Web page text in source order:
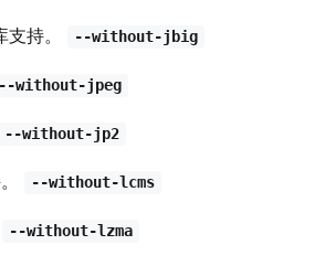
持。 --without-jbig
--without-jpeg
--without-jp2
--without-lcms
--without-lzma